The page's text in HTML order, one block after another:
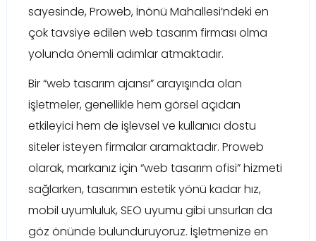
sayesinde, Proweb, İnönü Mahallesi’ndeki en
çok tavsiye edilen web tasarım firması olma
yolunda önemli adımlar atmaktadır.
Bir “web tasarım ajansı” arayışında olan
işletmeler, genellikle hem görsel açıdan
etkileyici hem de işlevsel ve kullanıcı dostu
siteler isteyen firmalar aramaktadır. Proweb
olarak, markanız için “web tasarım ofisi” hizmeti
sağlarken, tasarımın estetik yönü kadar hız,
mobil uyumluluk, SEO uyumu gibi unsurları da
göz önünde bulunduruyoruz. İşletmenize en